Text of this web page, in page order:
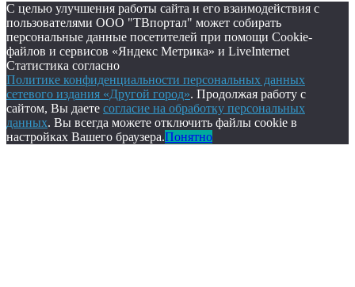
С целью улучшения работы сайта и его взаимодействия с
пользователями ООО "ТВпортал" может собирать
персональные данные посетителей при помощи Cookie-
файлов и сервисов «Яндекс Метрика» и LiveInternet
Статистика согласно
Политике конфиденциальности персональных данных
сетевого издания «Другой город». Продолжая работу с
сайтом, Вы даете согласие на обработку персональных
данных. Вы всегда можете отключить файлы cookie в
настройках Вашего браузера.Понятно